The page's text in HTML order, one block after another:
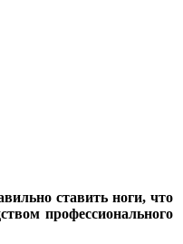
ставить ноги, что
профессионального